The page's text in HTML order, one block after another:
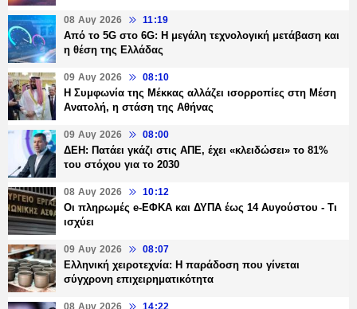
08 Αυγ 2026 11:19
Από το 5G στο 6G: Η μεγάλη τεχνολογική μετάβαση και
η θέση της Ελλάδας
09 Αυγ 2026 08:10
Η Συμφωνία της Μέκκας αλλάζει ισορροπίες στη Μέση
Ανατολή, η στάση της Αθήνας
09 Αυγ 2026 08:00
ΔΕΗ: Πατάει γκάζι στις ΑΠΕ, έχει «κλειδώσει» το 81%
του στόχου για το 2030
08 Αυγ 2026 10:12
Οι πληρωμές e-ΕΦΚΑ και ΔΥΠΑ έως 14 Αυγούστου - Τι
ισχύει
09 Αυγ 2026 08:07
Ελληνική χειροτεχνία: Η παράδοση που γίνεται
σύγχρονη επιχειρηματικότητα
08 Αυγ 2026 14:22